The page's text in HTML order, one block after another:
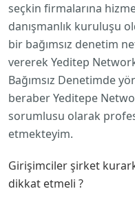
seçkin firmalarına
danışmanlık kuruluşu
bir bağımsız denetim
vererek Yeditep
Bağımsız Denetimde
beraber Yeditepe
sorumlusu olarak
etmekteyim.
Girişimciler şirket
dikkat etmeli ?